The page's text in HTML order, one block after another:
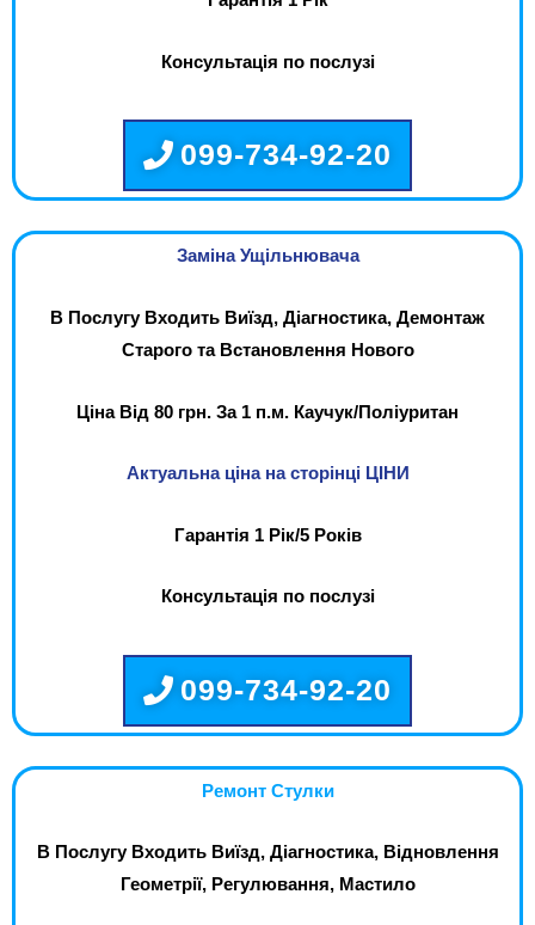
Консультація по послузі
099-734-92-20
Заміна Ущільнювача
В Послугу Входить Виїзд, Діагностика, Демонтаж
Старого та Встановлення Нового
Ціна Від 80 грн. За 1 п.м. Каучук/Поліуритан
Актуальна ціна на сторінці ЦІНИ
Гарантія 1 Рік/5 Років
Консультація по послузі
099-734-92-20
Ремонт Стулки
В Послугу Входить Виїзд, Діагностика, Відновлення
Геометрії, Регулювання, Мастило